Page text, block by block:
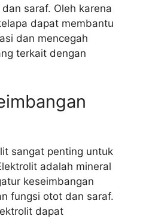
saraf. Oleh karena
dapat membantu
dan mencegah
terkait dengan
sangat penting untuk
adalah mineral
keseimbangan
fungsi otot dan saraf.
dapat